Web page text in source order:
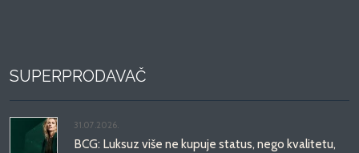
SUPERPRODAVAČ
31.07.2026.
BCG: Luksuz više ne kupuje status, nego kvalitetu,